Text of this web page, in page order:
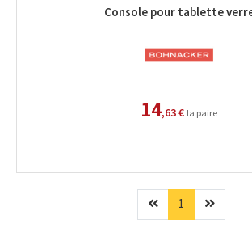
Console pour tablette
14,63 € la paire
Précédent
1 (current)Suivant